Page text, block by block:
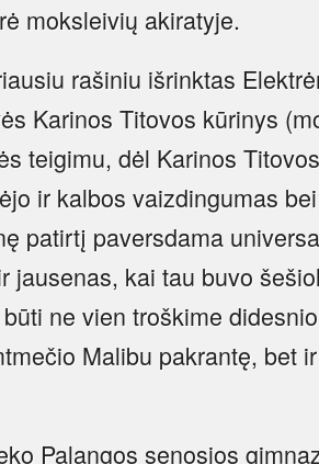
moksleivių akiratyje.
rašiniu išrinktas
Karinos Titovos kūrinys
teigimu, dėl Karinos
ir kalbos vaizdingumas
patirtį paversdama
jausenas, kai tau buvo
ne vien troškime
Malibu pakrantę, bet
Palangos senosios